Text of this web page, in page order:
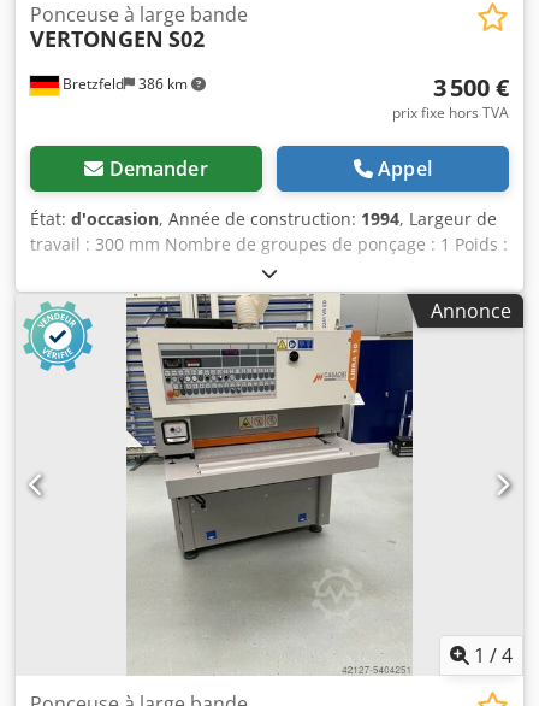
Bretzfeld 386 km
Ponceuse à large bande
VERTONGEN S02
3 500 €
prix fixe hors TVA
Demander Appel
État: d'occasion, Année de construction: 1994, Largeur de
travail : 300 mm Nombre de groupes de ponçage : 1 Poids :
environ 450 kg - Largeur de ponçage : 300 mm - Groupe
combiné rouleau/patin Cedpfxezrh Hto Ac Terf - 2 vitesses
d’avance - Raccordement au réseau : 380 V
Annonce
1 /4